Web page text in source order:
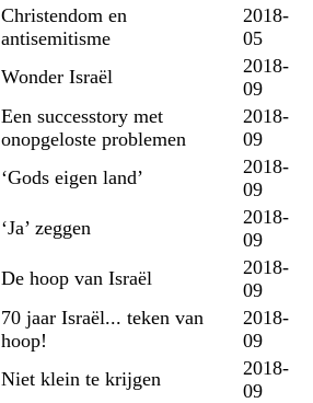
Christendom en
antisemitisme
2018-
05
Wonder Israël
2018-
09
Een successtory met
onopgeloste problemen
2018-
09
‘Gods eigen land’
2018-
09
‘Ja’ zeggen
2018-
09
De hoop van Israël
2018-
09
70 jaar Israël... teken van
hoop!
2018-
09
Niet klein te krijgen
2018-
09